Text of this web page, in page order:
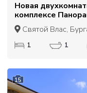
Новая
комплексе
Святой Влас,
1 1
15